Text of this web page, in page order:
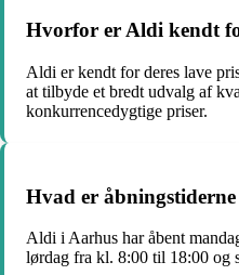
Hvorfor er Aldi kendt
Aldi er kendt for deres lave
at tilbyde et bredt udvalg af
konkurrencedygtige priser.
Hvad er
Aldi i Aarhus har åbent
lørdag fra kl. 8:00 til 18:00 og